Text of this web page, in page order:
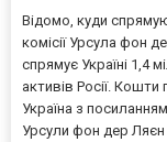
Відомо, куди
комісії Урсула фон
спрямує Україні 1,4
активів Росії.
Україна з
Урсули фон дер Ляєн